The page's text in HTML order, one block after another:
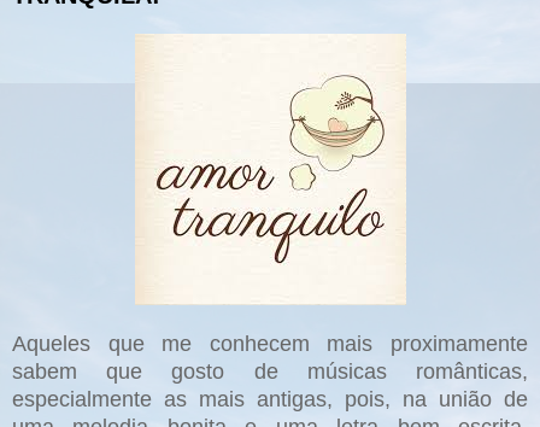
Aqueles que me conhecem mais proximamente
sabem que gosto de músicas românticas,
especialmente as mais antigas, pois, na união de